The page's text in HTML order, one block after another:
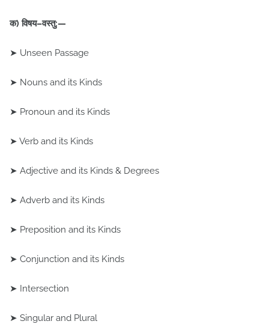
क) विषय–वस्तु:—
➤ Unseen Passage
➤ Nouns and its Kinds
➤ Pronoun and its Kinds
➤ Verb and its Kinds
➤ Adjective and its Kinds & Degrees
➤ Adverb and its Kinds
➤ Preposition and its Kinds
➤ Conjunction and its Kinds
➤ Intersection
➤ Singular and Plural